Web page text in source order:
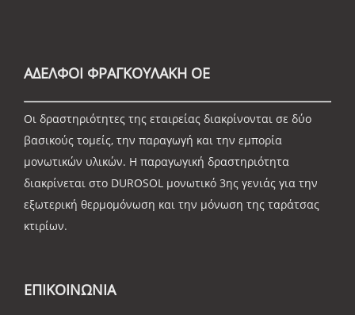
ΑΔΕΛΦΟΙ ΦΡΑΓΚΟΥΛΑΚΗ ΟΕ
Οι δραστηριότητες της εταιρείας διακρίνονται σε δύο
βασικούς τομείς, την παραγωγή και την εμπορία
μονωτικών υλικών. Η παραγωγική δραστηριότητα
διακρίνεται στο DUROSOL μονωτικό 3ης γενιάς για την
εξωτερική θερμομόνωση και την μόνωση της ταράτσας
κτιρίων.
ΕΠΙΚΟΙΝΩΝΙΑ